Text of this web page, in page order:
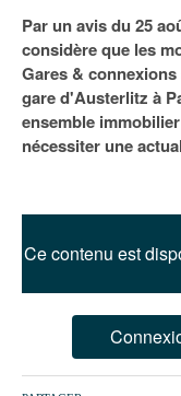
Services
Attractivité
Innovation
Transport
77
78
91
Nominations
Portraits
Agenda
Les Assises du
Éditions
Le podcast
Ecouter les
Par un avis du 25
considère que les
Gares &
gare d'Austerlitz à
ensemble
nécessiter une
Ce contenu est